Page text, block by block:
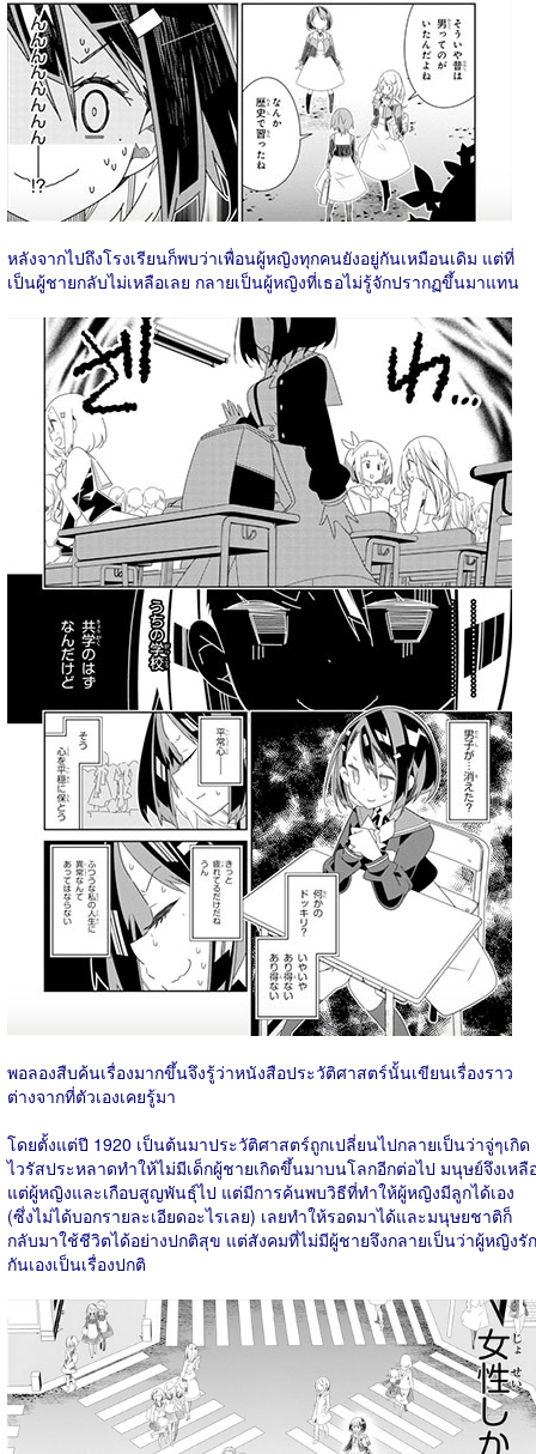
หลังจากไปถึงโรงเรียนก็พบว่าเพื่อนผู้หญิงทุกคนยังอยู่กันเหมือนเดิม แต่ที่
เป็นผู้ชายกลับไม่เหลือเลย กลายเป็นผู้หญิงที่เธอไม่รู้จักปรากฏขึ้นมาแทน
พอลองสืบค้นเรื่องมากขึ้นจึงรู้ว่าหนังสือประวัติศาสตร์นั้นเขียนเรื่องราว
ต่างจากที่ตัวเองเคยรู้มา
โดยตั้งแต่ปี 1920 เป็นต้นมาประวัติศาสตร์ถูกเปลี่ยนไปกลายเป็นว่าจู่ๆเกิด
ไวรัสประหลาดทำให้ไม่มีเด็กผู้ชายเกิดขึ้นมาบนโลกอีกต่อไป มนุษย์จึงเหลื
แต่ผู้หญิงและเกือบสูญพันธุ์ไป แต่มีการค้นพบวิธีที่ทำให้ผู้หญิงมีลูกได้เอง
(ซึ่งไม่ได้บอกรายละเอียดอะไรเลย) เลยทำให้รอดมาได้และมนุษยชาติก็
กลับมาใช้ชีวิตได้อย่างปกติสุข แต่สังคมที่ไม่มีผู้ชายจึงกลายเป็นว่าผู้หญิงรัก
กันเองเป็นเรื่องปกติ